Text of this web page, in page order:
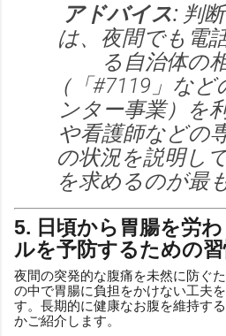
アドバイス:判
は、夜間でも電
る自治体の
（「#7119」な
ンター事業）を
や看護師などの
の状況を説明し
を求めるのが最
5. 日頃から胃腸を労
ルを予防するための
夜間の突発的な腹痛を未然に防ぐ
の中で胃腸に負担をかけない工夫
す。長期的に健康なお腹を維持す
かご紹介します。